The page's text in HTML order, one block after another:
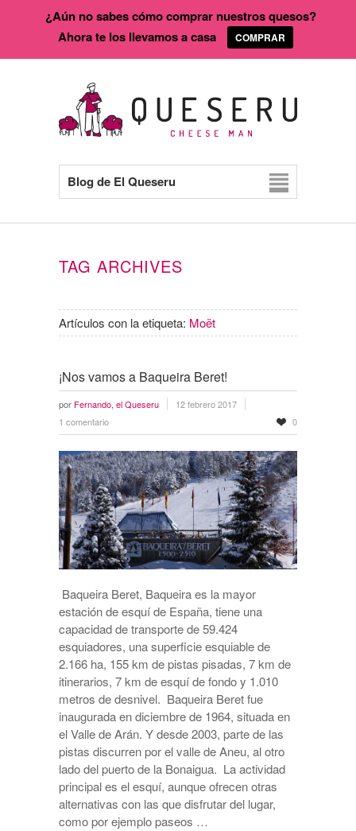
Blog de El Queseru
TAG ARCHIVES
Artículos con la etiqueta: Moët
¡Nos vamos a Baqueira Beret!
por Fernando, el Queseru
12 febrero 2017
1 comentario
0
Baqueira Beret, Baqueira es la mayor
estación de esquí de España, tiene una
capacidad de transporte de 59.424
esquiadores, una superficie esquiable de
2.166 ha, 155 km de pistas pisadas, 7 km de
itinerarios, 7 km de esquí de fondo y 1.010
metros de desnivel. Baqueira Beret fue
inaugurada en diciembre de 1964, situada en
el Valle de Arán. Y desde 2003, parte de las
pistas discurren por el valle de Aneu, al otro
lado del puerto de la Bonaigua. La actividad
principal es el esquí, aunque ofrecen otras
alternativas con las que disfrutar del lugar,
como por ejemplo paseos …
¿Aún no sabes cómo comprar nuestros quesos?
Ahora te los llevamos a casa
COMPRAR